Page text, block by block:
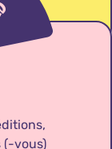
(-vous)